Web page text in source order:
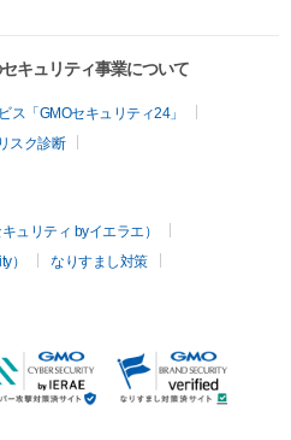
キュリティ事業について
「GMOセキュリティ24」
スク診断
ュリティ byイエラエ）
）
なりすまし対策